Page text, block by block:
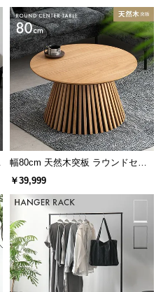
と導く
い範囲へ圧力を分散し、
ます。
幅80cm 天然木突板 ラウンドセン
ターテーブル 美しい格子デザイン
￥39,999